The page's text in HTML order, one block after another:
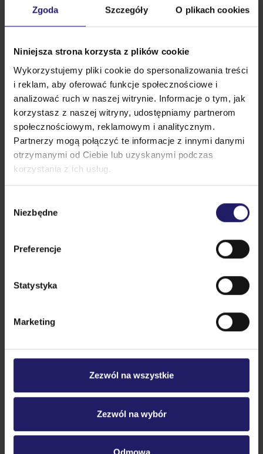
Zgoda Szczegóły O plikach cookies
Niniejsza strona korzysta z plików cookie
Wykorzystujemy pliki cookie do spersonalizowania treści
i reklam, aby oferować funkcje społecznościowe i
analizować ruch w naszej witrynie. Informacje o tym, jak
korzystasz z naszej witryny, udostępniamy partnerom
społecznościowym, reklamowym i analitycznym.
Partnerzy mogą połączyć te informacje z innymi danymi
otrzymanymi od Ciebie lub uzyskanymi podczas
korzystania z ich usług.
zgody
Niezbędne
Preferencje
Statystyka
Marketing
Zezwól na wszystkie
Zezwól na wybór
wciąż tracił czas i energię, tnąc drzewo tępą
Chcesz zostać liderem zmiany systemu TPM w
swojej organizacji? Weź udział w szkoleniu
Ekspert
TPM od LUQAM i Opexity
Podobne artykuły